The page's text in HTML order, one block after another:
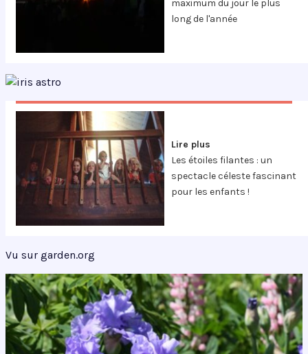
maximum du jour le plus
long de l'année
Lire plus
Les étoiles filantes : un
spectacle céleste fascinant
pour les enfants !
Vu sur garden.org